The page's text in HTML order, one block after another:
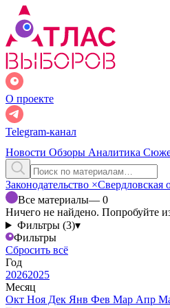
О проекте
Telegram-канал
Новости Обзоры Аналитика
Законодательство ×Свердловская
Все материалы— 0
Ничего не найдено. Попробуйте
Фильтры (3)▾
Фильтры
Сбросить всё
Год
20262025
Месяц
Окт Ноя Дек Янв Фев Мар Апр